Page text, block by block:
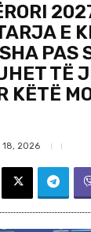
E
PAS
TË
KËTË
18, 2026